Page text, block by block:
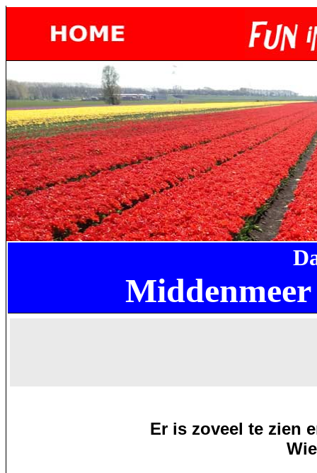
Er is zoveel te zien